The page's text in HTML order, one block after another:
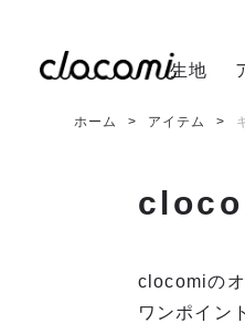
生地
ホーム アイテム
clocomiのオ
ワンポイン